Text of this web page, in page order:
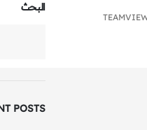
البحث
POSTS